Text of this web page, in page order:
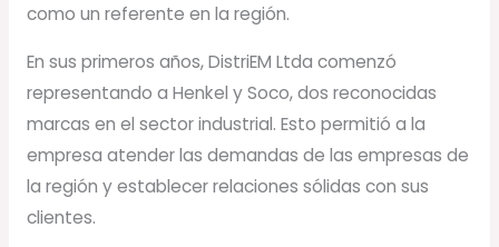
como un referente en la región.
En sus primeros años, DistriEM Ltda comenzó
representando a Henkel y Soco, dos reconocidas
marcas en el sector industrial. Esto permitió a la
empresa atender las demandas de las empresas de
la región y establecer relaciones sólidas con sus
clientes.